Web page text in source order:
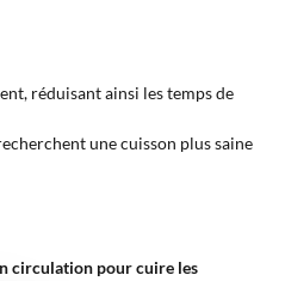
réduisant ainsi les temps de
une cuisson plus saine
circulation pour cuire les